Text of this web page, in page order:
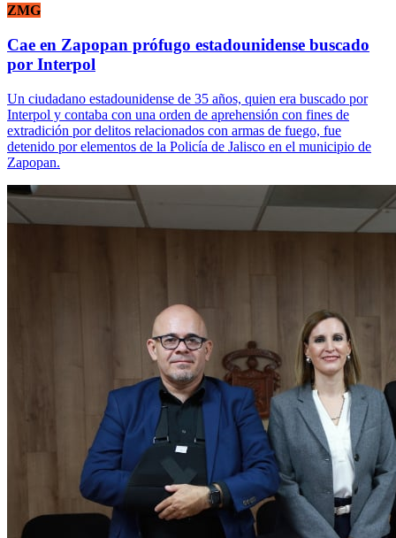
ZMG
Cae en Zapopan prófugo estadounidense buscado
por Interpol
Un ciudadano estadounidense de 35 años, quien era buscado por
Interpol y contaba con una orden de aprehensión con fines de
extradición por delitos relacionados con armas de fuego, fue
detenido por elementos de la Policía de Jalisco en el municipio de
Zapopan.